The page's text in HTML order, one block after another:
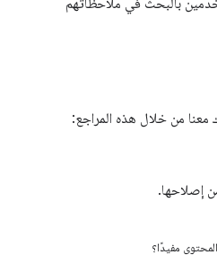
بالبحث في ملاحظاتهم
من خلال هذه المراجع:
إصلاحها.
مفيدًا؟